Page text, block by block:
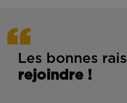
Les bonnes rais
rejoindre !